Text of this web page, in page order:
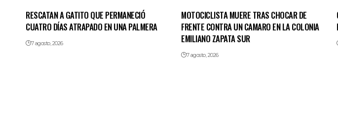
RESCATAN A GATITO QUE PERMANECIÓ
CUATRO DÍAS ATRAPADO EN UNA PALMERA
7 agosto, 2026
MOTOCICLISTA MUERE TRAS CHOCAR DE
FRENTE CONTRA UN CAMARO EN LA COLONIA
EMILIANO ZAPATA SUR
7 agosto, 2026